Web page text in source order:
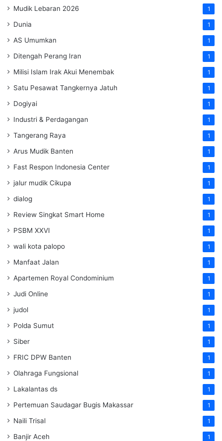
Mudik Lebaran 2026 1
Dunia 1
AS Umumkan 1
Ditengah Perang Iran 1
Milisi Islam Irak Akui Menembak 1
Satu Pesawat Tangkernya Jatuh 1
Dogiyai 1
Industri & Perdagangan 1
Tangerang Raya 1
Arus Mudik Banten 1
Fast Respon Indonesia Center 1
jalur mudik Cikupa 1
dialog 1
Review Singkat Smart Home 1
PSBM XXVI 1
wali kota palopo 1
Manfaat Jalan 1
Apartemen Royal Condominium 1
Judi Online 1
judol 1
Polda Sumut 1
Siber 1
FRIC DPW Banten 1
Olahraga Fungsional 1
Lakalantas ds 1
Pertemuan Saudagar Bugis Makassar 1
Naili Trisal 1
Banjir Aceh 1